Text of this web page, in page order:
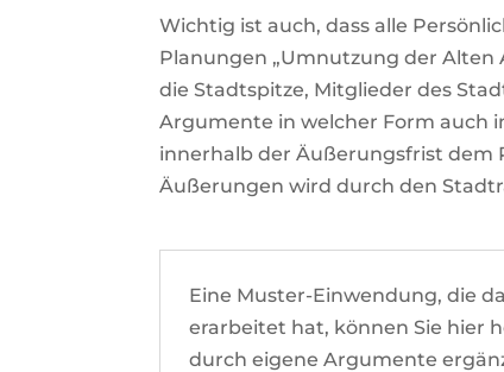
Wichtig ist auch, dass alle
Planungen „Umnutzung der Alten
die Stadtspitze, Mitglieder des
Argumente in welcher Form auch
innerhalb der Äußerungsfrist dem
Äußerungen wird durch den
Eine Muster-Einwendung, die
erarbeitet hat, können Sie hier
durch eigene Argumente